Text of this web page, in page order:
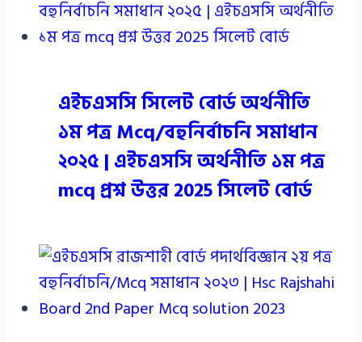
এইচএসসি সিলেট বোর্ড অর্থনীতি
১ম পত্র Mcq/বহুনির্বাচনি সমাধান
২০২৫ | এইচএসসি অর্থনীতি ১ম পত্র
mcq প্রশ্ন উত্তর 2025 সিলেট বোর্ড